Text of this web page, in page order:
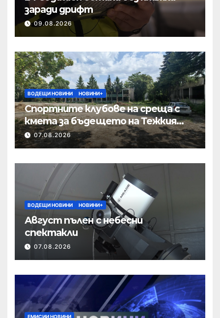
заради дрифт
09.08.2026
ВОДЕЩИ НОВИНИ НОВИНИ+
Спортните клубове на среща с
кмета за бъдещето на Тежкия
полк
07.08.2026
ВОДЕЩИ НОВИНИ НОВИНИ+
Август пълен с небесни
спектакли
07.08.2026
ЕМИСИИ НОВИНИ